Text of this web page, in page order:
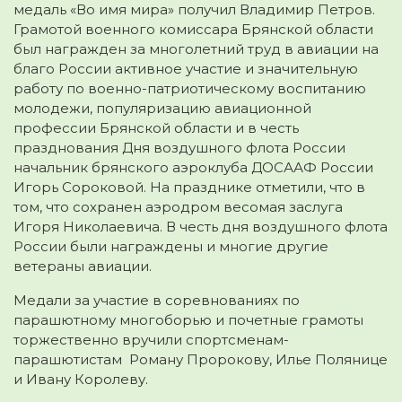
медаль «Во имя мира» получил Владимир Петров.
Грамотой военного комиссара Брянской области
был награжден за многолетний труд в авиации на
благо России активное участие и значительную
работу по военно-патриотическому воспитанию
молодежи, популяризацию авиационной
профессии Брянской области и в честь
празднования Дня воздушного флота России
начальник брянского аэроклуба ДОСААФ России
Игорь Сороковой. На празднике отметили, что в
том, что сохранен аэродром весомая заслуга
Игоря Николаевича. В честь дня воздушного флота
России были награждены и многие другие
ветераны авиации.
Медали за участие в соревнованиях по
парашютному многоборью и почетные грамоты
торжественно вручили спортсменам-
парашютистам Роману Пророкову, Илье Полянице
и Ивану Королеву.